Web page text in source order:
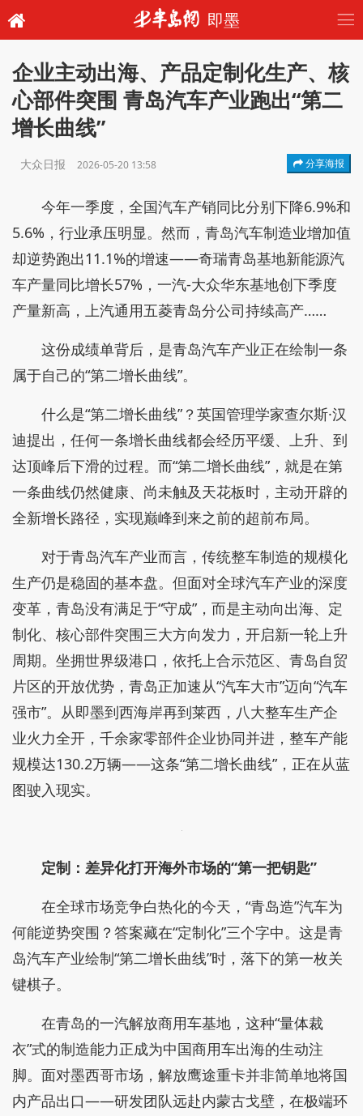
即墨
企业主动出海、产品定制化生产、核
心部件突围 青岛汽车产业跑出“第二
增长曲线”
大众日报 2026-05-20 13:58 分享海报
今年一季度，全国汽车产销同比分别下降6.9%和
5.6%，行业承压明显。然而，青岛汽车制造业增加值
却逆势跑出11.1%的增速——奇瑞青岛基地新能源汽
车产量同比增长57%，一汽-大众华东基地创下季度
产量新高，上汽通用五菱青岛分公司持续高产……
这份成绩单背后，是青岛汽车产业正在绘制一条
属于自己的“第二增长曲线”。
什么是“第二增长曲线”？英国管理学家查尔斯·汉
迪提出，任何一条增长曲线都会经历平缓、上升、到
达顶峰后下滑的过程。而“第二增长曲线”，就是在第
一条曲线仍然健康、尚未触及天花板时，主动开辟的
全新增长路径，实现巅峰到来之前的超前布局。
对于青岛汽车产业而言，传统整车制造的规模化
生产仍是稳固的基本盘。但面对全球汽车产业的深度
变革，青岛没有满足于“守成”，而是主动向出海、定
制化、核心部件突围三大方向发力，开启新一轮上升
周期。坐拥世界级港口，依托上合示范区、青岛自贸
片区的开放优势，青岛正加速从“汽车大市”迈向“汽车
强市”。从即墨到西海岸再到莱西，八大整车生产企
业火力全开，千余家零部件企业协同并进，整车产能
规模达130.2万辆——这条“第二增长曲线”，正在从蓝
图驶入现实。
定制：差异化打开海外市场的“第一把钥匙”
在全球市场竞争白热化的今天，“青岛造”汽车为
何能逆势突围？答案藏在“定制化”三个字中。这是青
岛汽车产业绘制“第二增长曲线”时，落下的第一枚关
键棋子。
在青岛的一汽解放商用车基地，这种“量体裁
衣”式的制造能力正成为中国商用车出海的生动注
脚。面对墨西哥市场，解放鹰途重卡并非简单地将国
内产品出口——研发团队远赴内蒙古戈壁，在极端环